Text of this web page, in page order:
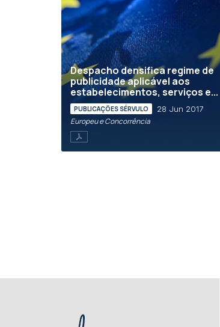
Despacho densifica regime de
publicidade aplicável aos
estabelecimentos, serviços e...
PUBLICAÇÕES SÉRVULO 28 Jun 2017
Europeu e Concorrência